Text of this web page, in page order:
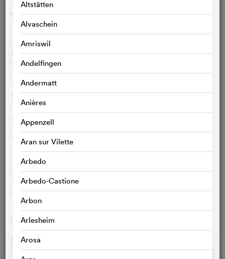
Altstätten
Alvaschein
Amriswil
Andelfingen
Andermatt
Anières
Appenzell
Aran sur Vilette
Arbedo
Arbedo-Castione
Arbon
Arlesheim
Arosa
Vidéo
Q&A mit Cast und Crew
FILMFEST BREMEN, DE , 22‘21‘‘
Der Fall Kurnaz in Guantanamo: Hausfrau gegen Präsident
der USA
BR, DE , 05‘01‘‘
Hintergrundbeitrag zum Film
TTT - TITEL THESEN TEMPERAMENTE, DE , 05‘06‘‘
Presse écrite
DAVIDE ABBATESCIANNI
Critique Deadline Hollywood
Critique The Upcoming
Critique epd Film
Critique NDR
ANNA WOLLNER
GALERIE PHOTOS